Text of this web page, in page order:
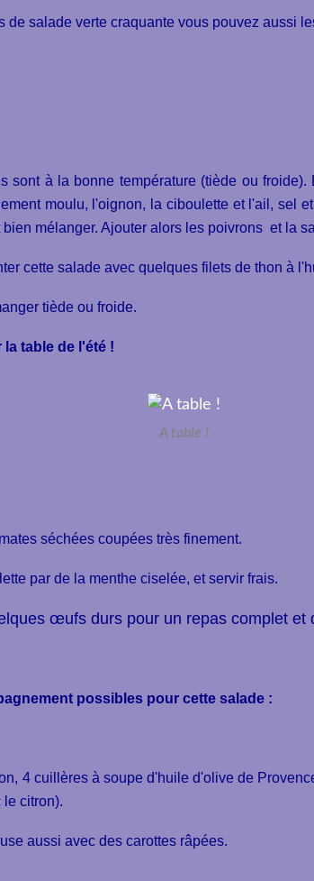
de salade verte craquante vous pouvez aussi
sont à la bonne température (tiède ou
moulu, l'oignon, la ciboulette et l'ail, sel
mélanger. Ajouter alors les poivrons et la
cette salade avec quelques filets de thon à
tiède ou froide.
la table de l'été !
A table !
séchées coupées très finement.
par de la menthe ciselée, et servir frais.
œufs durs pour un repas complet et
possibles pour cette salade :
4 cuillères à soupe d'huile d'olive de
le citron).
aussi avec des carottes râpées.